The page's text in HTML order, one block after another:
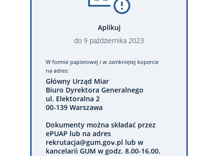
Aplikuj
do 9 października 2023
W formie papierowej i w zamkniętej kopercie
na adres:
Główny Urząd Miar
Biuro Dyrektora Generalnego
ul. Elektoralna 2
00-139 Warszawa
Dokumenty można składać przez
ePUAP lub na adres
rekrutacja@gum.gov.pl lub w
kancelarii GUM w godz. 8.00-16.00.